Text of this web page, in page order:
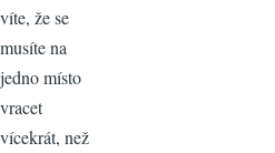
víte, že se
musíte na
jedno místo
vracet
vícekrát, než